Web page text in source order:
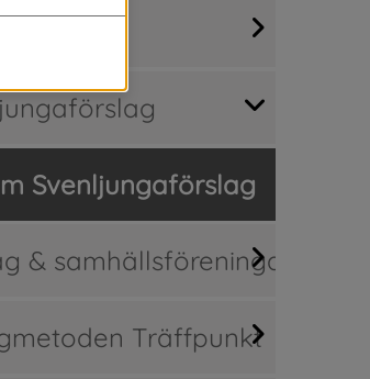
Svenljungaförslag
& samhällsföreningar
Träffpunkt